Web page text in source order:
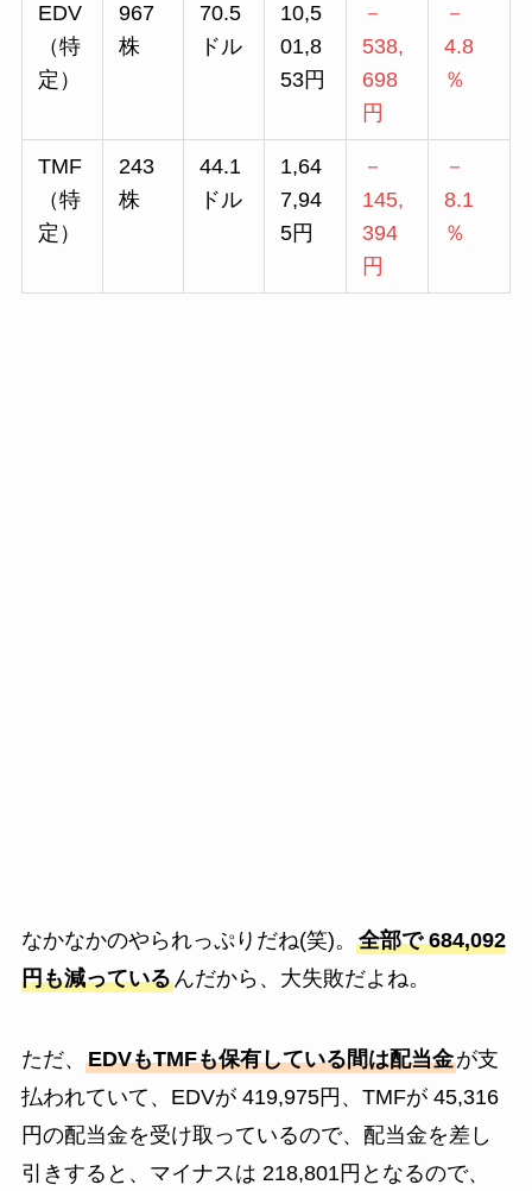
EDV
（特
定）
967
株
70.5
ドル
10,5
01,8
53円
－
538,
698
円
－
4.8
％
TMF
（特
定）
243
株
44.1
ドル
1,64
7,94
5円
－
145,
394
円
－
8.1
％
なかなかのやられっぷりだね(笑)。 全部で 684,092
円も減っているんだから、大失敗だよね。
ただ、 EDVもTMFも保有している間は配当金が支
払われていて、EDVが 419,975円、TMFが 45,316
円の配当金を受け取っているので、配当金を差し
引きすると、マイナスは 218,801円となるので、